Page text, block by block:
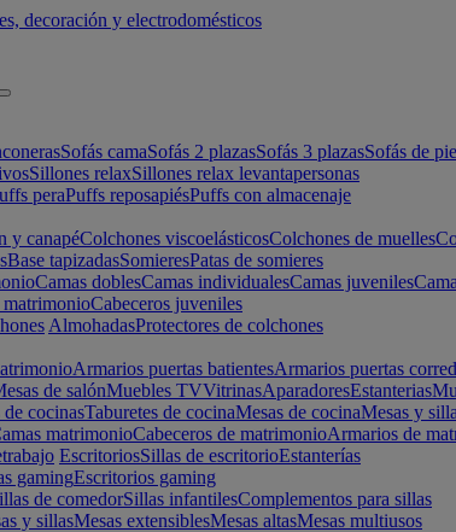
Sofás camaSofás 2 plazasSofás 3 plazasSofás de
Sillones relaxSillones relax levantapersonas
peraPuffs reposapiésPuffs con almacenaje
y canapéColchones viscoelásticosColchones de muelles
Base tapizadasSomieresPatas de somieres
Camas doblesCamas individualesCamas juveniles
matrimonioCabeceros juveniles
AlmohadasProtectores de colchones
Armarios puertas batientesArmarios puertas
de salónMuebles TVVitrinasAparadoresEstanterias
de cocinasTaburetes de cocinaMesas de cocinaMesas y
matrimonioCabeceros de matrimonioArmarios de
EscritoriosSillas de escritorioEstanterías
gamingEscritorios gaming
de comedorSillas infantilesComplementos para sillas
y sillasMesas extensiblesMesas altasMesas multiusos